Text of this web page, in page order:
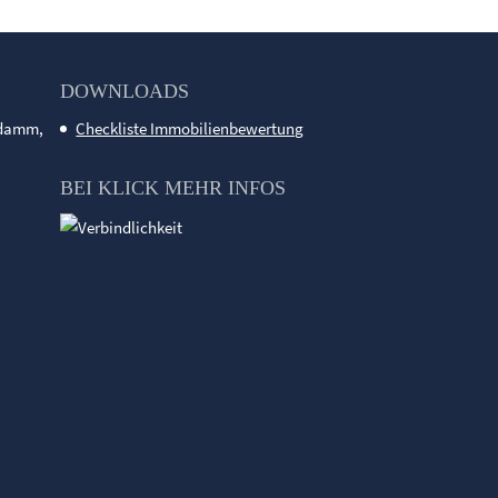
DOWNLOADS
Checkliste Immobilienbewertung
BEI KLICK MEHR INFOS